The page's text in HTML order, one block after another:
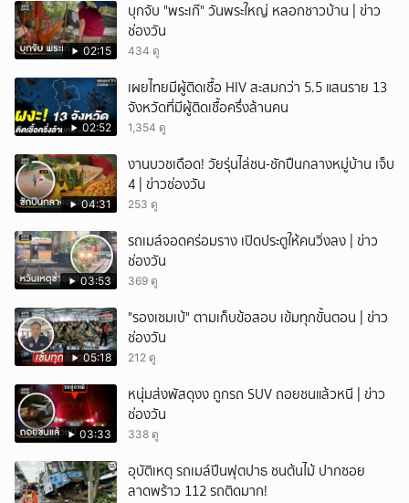
02:15
บุกจับ "พระเก๊" วันพระใหญ่ หลอกชาวบ้าน | ข่าว
ช่องวัน
434 ดู
02:52
เผยไทยมีผู้ติดเชื้อ HIV สะสมกว่า 5.5 แสนราย 13
จังหวัดที่มีผู้ติดเชื้อครึ่งล้านคน
1,354 ดู
04:31
งานบวชเดือด! วัยรุ่นไล่ชน-ชักปืนกลางหมู่บ้าน เจ็บ
4 | ข่าวช่องวัน
253 ดู
03:53
รถเมล์จอดคร่อมราง เปิดประตูให้คนวิ่งลง | ข่าว
ช่องวัน
369 ดู
05:18
"รองเซมเบ้" ตามเก็บข้อสอบ เข้มทุกขั้นตอน | ข่าว
ช่องวัน
212 ดู
03:33
หนุ่มส่งพัสดุงง ถูกรถ SUV ถอยชนแล้วหนี | ข่าว
ช่องวัน
338 ดู
อุบัติเหตุ รถเมล์ปีนฟุตปาธ ชนต้นไม้ ปากซอย
ลาดพร้าว 112 รถติดมาก!